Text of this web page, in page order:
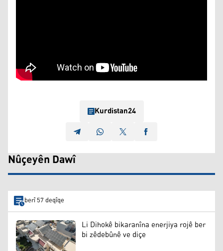
Kurdistan24
Nûçeyên Dawî
berî 57 deqîqe
Li Dihokê bikaranîna enerjiya rojê ber
bi zêdebûnê ve diçe